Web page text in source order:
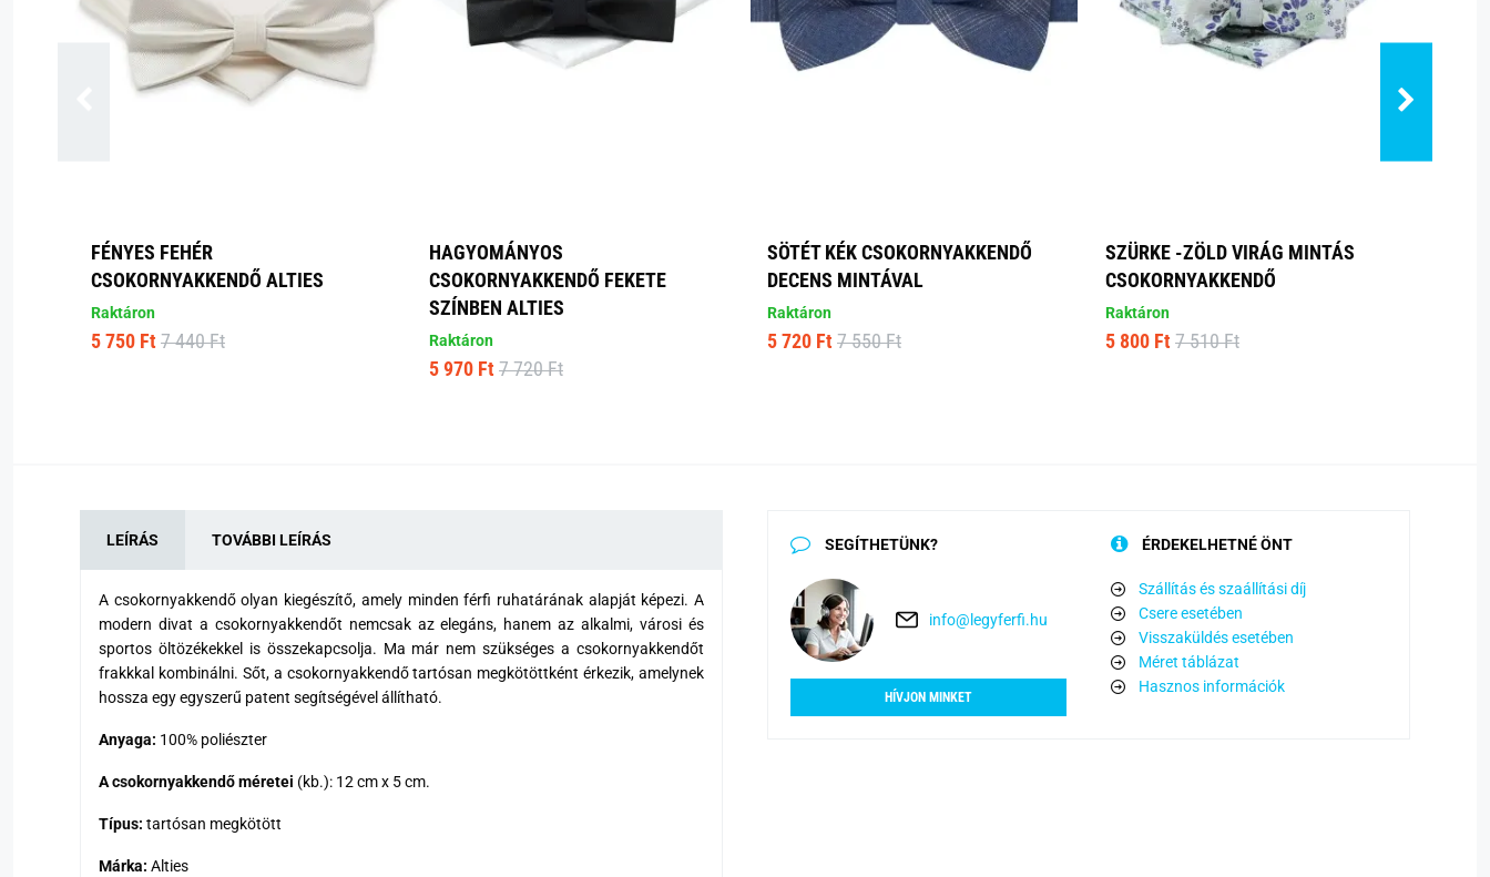
FÉNYES FEHÉR
CSOKORNYAKKENDŐ ALTIES
Raktáron
5 750 Ft 7 440 Ft
HAGYOMÁNYOS
CSOKORNYAKKENDŐ FEKETE
SZÍNBEN ALTIES
Raktáron
5 970 Ft 7 720 Ft
SÖTÉT KÉK CSOKORNYAKKENDŐ
DECENS MINTÁVAL
Raktáron
5 720 Ft 7 550 Ft
SZÜRKE -ZÖLD VIRÁG MINTÁS
CSOKORNYAKKENDŐ
Raktáron
5 800 Ft 7 510 Ft
LEÍRÁS TOVÁBBI LEÍRÁS
A csokornyakkendő olyan kiegészítő, amely minden férfi ruhatárának alapját képezi. A
modern divat a csokornyakkendőt nemcsak az elegáns, hanem az alkalmi, városi és
sportos öltözékekkel is összekapcsolja. Ma már nem szükséges a csokornyakkendőt
frakkkal kombinálni. Sőt, a csokornyakkendő tartósan megkötöttként érkezik, amelynek
hossza egy egyszerű patent segítségével állítható.
Anyaga: 100% poliészter
A csokornyakkendő méretei (kb.): 12 cm x 5 cm.
Típus: tartósan megkötött
Márka: Alties
SEGÍTHETÜNK?
info@legyferfi.hu
HÍVJON MINKET
ÉRDEKELHETNÉ ÖNT
Szállítás és szaállítási díj
Csere esetében
Visszaküldés esetében
Méret táblázat
Hasznos információk